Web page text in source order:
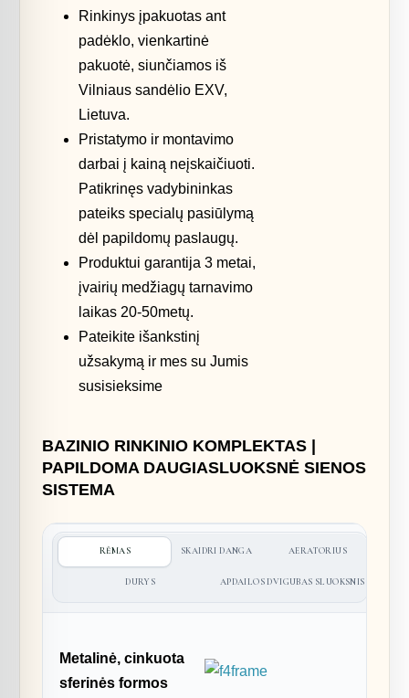
Rinkinys įpakuotas ant
padėklo, vienkartinė
pakuotė, siunčiamos iš
Vilniaus sandėlio EXV,
Lietuva.
Pristatymo ir montavimo
darbai į kainą neįskaičiuoti.
Patikrinęs vadybininkas
pateiks specialų pasiūlymą
dėl papildomų paslaugų.
Produktui garantija 3 metai,
įvairių medžiagų tarnavimo
laikas 20-50metų.
Pateikite išankstinį
užsakymą ir mes su Jumis
susisieksime
BAZINIO RINKINIO KOMPLEKTAS |
PAPILDOMA DAUGIASLUOKSNĖ SIENOS
SISTEMA
RĖMAS SKAIDRI DANGA AERATORIUS
DURYS APDAILOS DVIGUBAS SLUOKSNIS
Metalinė, cinkuota
sferinės formos